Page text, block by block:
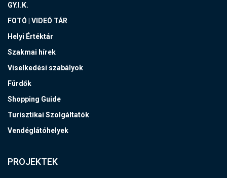
GY.I.K.
FOTÓ | VIDEÓ TÁR
Helyi Értéktár
Szakmai hírek
Viselkedési szabályok
Fürdők
Shopping Guide
Turisztikai Szolgáltatók
Vendéglátóhelyek
PROJEKTEK